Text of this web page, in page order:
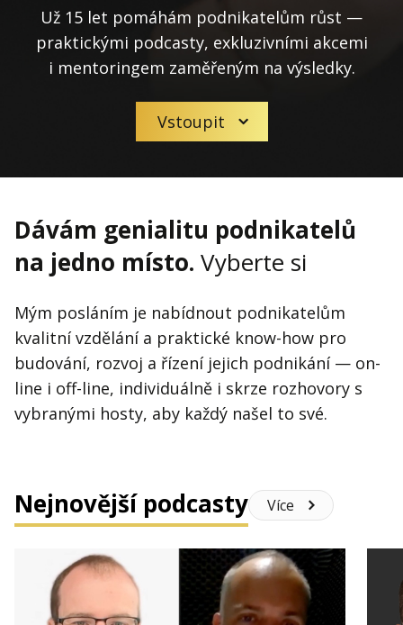
Už 15 let pomáhám podnikatelům růst —
praktickými podcasty, exkluzivními akcemi
i mentoringem zaměřeným na výsledky.
Vstoupit
Dávám genialitu podnikatelů
na jedno místo. Vyberte si
Mým posláním je nabídnout podnikatelům
kvalitní vzdělání a praktické know-how pro
budování, rozvoj a řízení jejich podnikání — on-
line i off-line, individuálně i skrze rozhovory s
vybranými hosty, aby každý našel to své.
Nejnovější podcasty Více